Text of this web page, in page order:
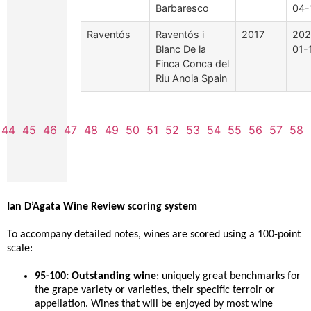
Barbaresco
04-
Raventós
Raventós i
Blanc De la
Finca Conca del
Riu Anoia Spain
2017
01-
44 45 46 47 48 49 50 51 52 53 54 55 56 57 58
Ian D’Agata Wine Review scoring system
To accompany detailed notes, wines are scored using a 100-point
scale:
95-100: Outstanding wine; uniquely great benchmarks for
the grape variety or varieties, their specific terroir or
appellation. Wines that will be enjoyed by most wine